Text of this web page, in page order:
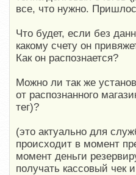
все, что нужно.
Что будет, если без
какому счету он
Как он распознается?
Можно ли так же
от распознанного
тег)?
(это актуально для
происходит в момент
момент деньги
получать кассовый чек